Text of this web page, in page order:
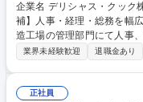
企業名 デリシャス・クック株式会社 求人名 【管理部門
補】人事・経理・総務を幅広く担う
造工場の管理部門にて人事
連携し、現場の安定稼働を
分グループへの共有業務 ■
業界未経験歓迎 退職金あり
正社員